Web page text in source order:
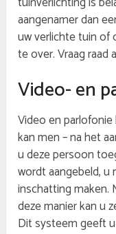
aangenamer dan
uw verlichte tuin of
te over. Vraag raad
Video- en
Video en
kan men – na het
u deze persoon
wordt aangebeld,
inschatting maken.
deze manier kan u
Dit systeem geeft